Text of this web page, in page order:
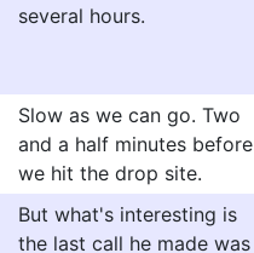
several hours.
Slow as we can go. Two
and a half minutes before
we hit the drop site.
But what's interesting is
the last call he made was